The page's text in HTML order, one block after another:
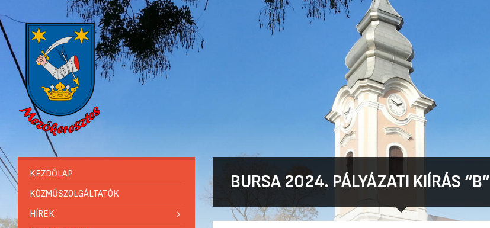
BURSA 2024. PÁLYÁZATI KIÍRÁS “B”
KEZDŐLAP
KÖZMŰSZOLGÁLTATÓK
HÍREK